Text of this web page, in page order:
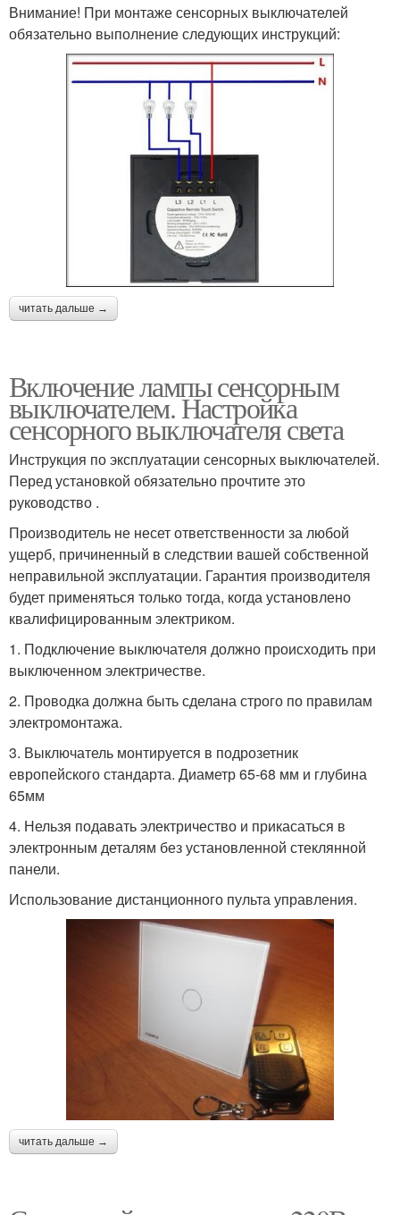
Внимание! При монтаже сенсорных выключателей
обязательно выполнение следующих инструкций:
читать дальше →
Включение лампы сенсорным
выключателем. Настройка
сенсорного выключателя света
Инструкция по эксплуатации сенсорных выключателей.
Перед установкой обязательно прочтите это
руководство .
Производитель не несет ответственности за любой
ущерб, причиненный в следствии вашей собственной
неправильной эксплуатации. Гарантия производителя
будет применяться только тогда, когда установлено
квалифицированным электриком.
1. Подключение выключателя должно происходить при
выключенном электричестве.
2. Проводка должна быть сделана строго по правилам
электромонтажа.
3. Выключатель монтируется в подрозетник
европейского стандарта. Диаметр 65-68 мм и глубина
65мм
4. Нельзя подавать электричество и прикасаться в
электронным деталям без установленной стеклянной
панели.
Использование дистанционного пульта управления.
читать дальше →